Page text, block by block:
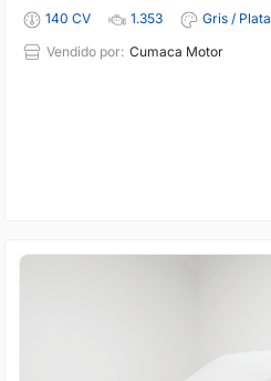
140 CV
1.353
Gris / Plata
Vendido por: Cumaca Motor